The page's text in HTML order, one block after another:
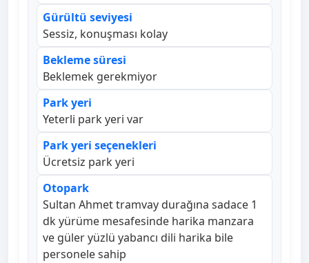
Gürültü seviyesi
Sessiz, konuşması kolay
Bekleme süresi
Beklemek gerekmiyor
Park yeri
Yeterli park yeri var
Park yeri seçenekleri
Ücretsiz park yeri
Otopark
Sultan Ahmet tramvay durağına sadace 1
dk yürüme mesafesinde harika manzara
ve güler yüzlü yabancı dili harika bile
personele sahip